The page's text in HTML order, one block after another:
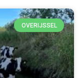
OVERIJSSEL